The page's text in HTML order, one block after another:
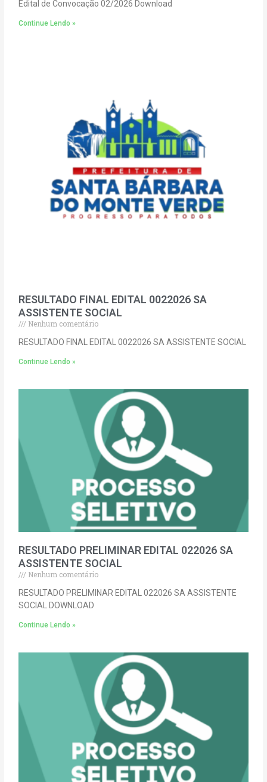
Edital de Convocação 02/2026 Download
Continue Lendo »
RESULTADO FINAL EDITAL 0022026 SA
ASSISTENTE SOCIAL
Nenhum comentário
RESULTADO FINAL EDITAL 0022026 SA ASSISTENTE SOCIAL
Continue Lendo »
RESULTADO PRELIMINAR EDITAL 022026 SA
ASSISTENTE SOCIAL
Nenhum comentário
RESULTADO PRELIMINAR EDITAL 022026 SA ASSISTENTE
SOCIAL DOWNLOAD
Continue Lendo »